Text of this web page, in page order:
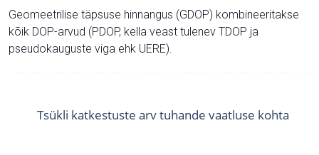
Geomeetrilise täpsuse hinnangus (GDOP) kombineeritakse
kõik DOP-arvud (PDOP, kella veast tulenev TDOP ja
pseudokauguste viga ehk UERE).
Tsükli katkestuste arv tuhande vaatluse kohta